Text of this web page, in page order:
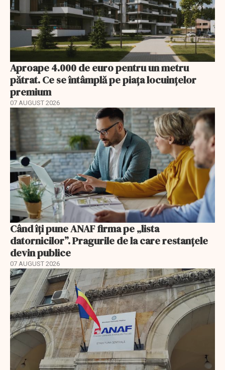
Aproape 4.000 de euro pentru un metru
pătrat. Ce se întâmplă pe piața locuințelor
premium
07 AUGUST 2026
Când îți pune ANAF firma pe „lista
datornicilor”. Pragurile de la care restanțele
devin publice
07 AUGUST 2026